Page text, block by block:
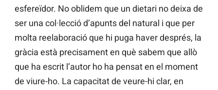
esfereïdor. No oblidem que un dietari no deixa de
ser una col·lecció d’apunts del natural i que per
molta reelaboració que hi puga haver després, la
gràcia està precisament en què sabem que allò
que ha escrit l’autor ho ha pensat en el moment
de viure-ho. La capacitat de veure-hi clar, en